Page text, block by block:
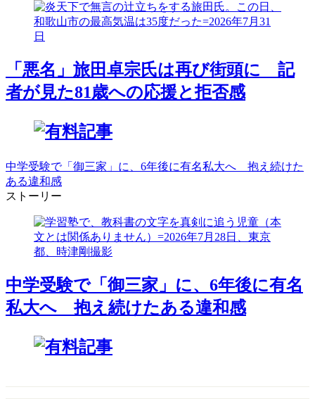
「悪名」旅田卓宗氏は再び街頭に 記
者が見た81歳への応援と拒否感
中学受験で「御三家」に、6年後に有名私大へ 抱え続けた
ある違和感
ストーリー
中学受験で「御三家」に、6年後に有名
私大へ 抱え続けたある違和感